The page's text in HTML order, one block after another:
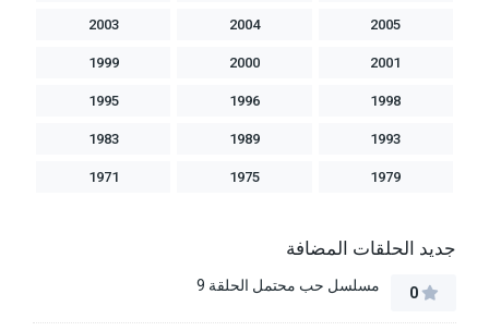
2005
2004
2003
2001
2000
1999
1998
1996
1995
1993
1989
1983
1979
1975
1971
جديد الحلقات المضافة
0 مسلسل حب محتمل الحلقة 9